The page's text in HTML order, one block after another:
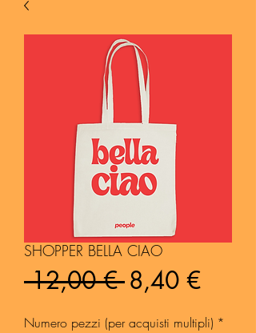
SHOPPER BELLA CIAO
12,00 € Prezzo
regolare
8,40 €Prezzo
Numero pezzi (per acquisti multipli) *